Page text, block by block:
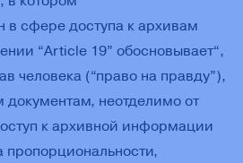
в сфере доступа к архивам
“Article 19” обосновывает“,
человека (“право на правду”),
документам, неотделимо от
к архивной информации